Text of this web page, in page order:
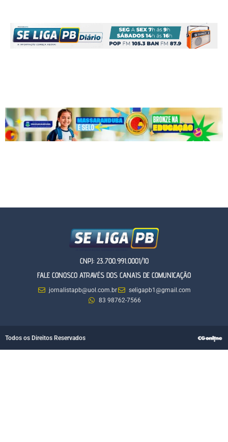
CNPJ: 23.700.991.0001/10
FALE CONOSCO ATRAVÉS DOS CANAIS DE COMUNICAÇÃO
jornalistapb@uol.com.br
seligapb1@gmail.com
83 98762-7566
Todos os Direitos Reservados